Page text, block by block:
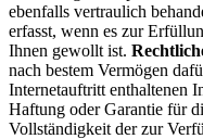
ebenfalls vertraulich
erfasst, wenn es zur
Ihnen gewollt ist.
nach bestem Vermögen
Internetauftritt enthaltenen
Haftung oder Garantie für
Vollständigkeit der zur